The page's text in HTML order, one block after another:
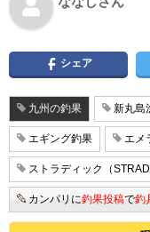
シェア
九州の釣果 新丸島
エギング釣果 エメ
ストラディック（
カンパリに釣果投稿で釣